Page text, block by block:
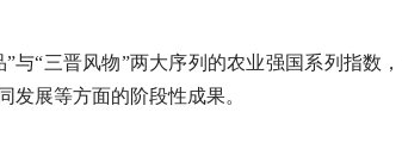
”与“三晋风物”两大序列的农业强国系列指数
发展等方面的阶段性成果。